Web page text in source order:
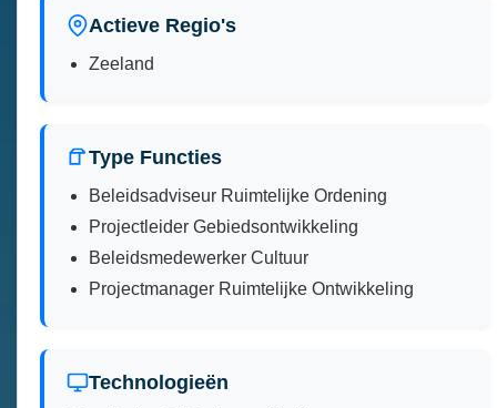
Actieve Regio's
Zeeland
Type Functies
Beleidsadviseur Ruimtelijke Ordening
Projectleider Gebiedsontwikkeling
Beleidsmedewerker Cultuur
Projectmanager Ruimtelijke Ontwikkeling
Technologieën